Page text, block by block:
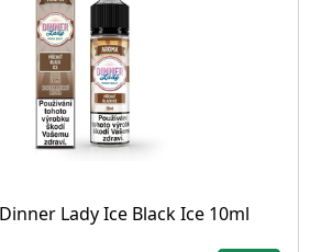
Lady Ice Black Ice 10ml